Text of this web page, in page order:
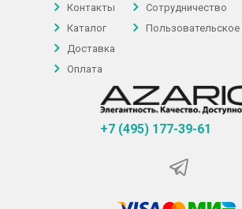
Контакты
Каталог
Доставка
Оплата
Сотрудничество
Пользовательское
+7 (495) 177-39-61